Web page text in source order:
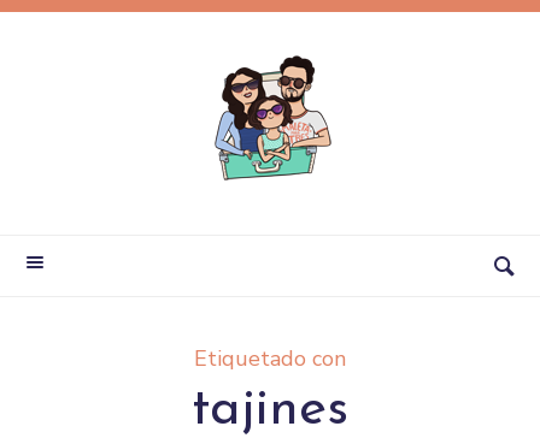
Etiquetado con
tajines